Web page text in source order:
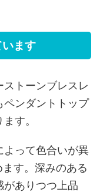
ます
トーンブレスレ
ペンダントトップ
す。
よって色合いが異
す。深みのある
ありつつ上品